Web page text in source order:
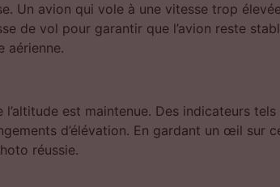
Un avion qui vole à une vitesse trop
de vol pour garantir que l’avion reste
aérienne.
est maintenue. Des indicateurs tels
d’élévation. En gardant un œil sur
réussie.